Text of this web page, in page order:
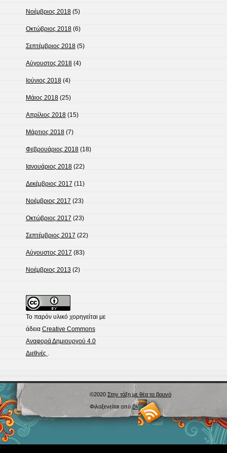
Νοέμβριος 2018(5)
Οκτώβριος 2018(6)
Σεπτέμβριος 2018(5)
Αύγουστος 2018(4)
Ιούνιος 2018(4)
Μάιος 2018(25)
Απρίλιος 2018(15)
Μάρτιος 2018(7)
Φεβρουάριος 2018(18)
Ιανουάριος 2018(22)
Δεκέμβριος 2017 (11)
Νοέμβριος 2017 (23)
Οκτώβριος 2017 (23)
Σεπτέμβριος 2017 (22)
Αύγουστος 2017 (83)
Νοέμβριος 2013(2)
Το παρόν υλικό χορηγείται με
άδεια Creative Commons
Αναφορά Δημιουργού 4.0
Διεθνές
©2020 Στην τάξη με θέα το βουνό
Φιλοξενείται απόBlogs.sch.gr